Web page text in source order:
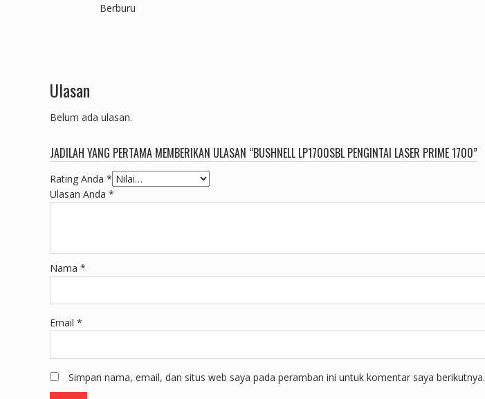
Berburu
Ulasan
Belum ada ulasan.
JADILAH YANG PERTAMA MEMBERIKAN ULASAN “BUSHNELL LP1700SBL PENGINTAI LASER PRIME 1700”
Rating Anda *
Ulasan Anda *
Nama *
Email *
Simpan nama, email, dan situs web saya pada peramban ini untuk komentar saya berikutnya.